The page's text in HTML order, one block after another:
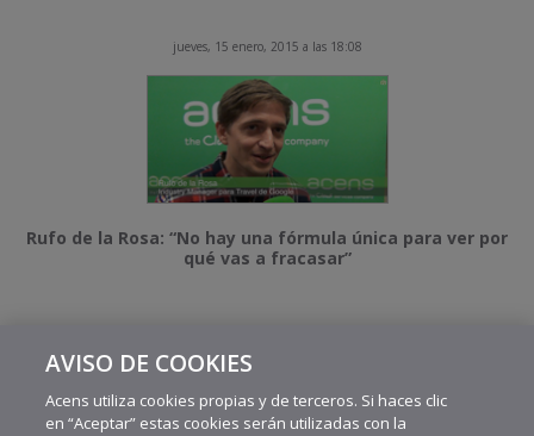
jueves, 15 enero, 2015 a las 18:08
Rufo de la Rosa: “No hay una fórmula única para ver por
qué vas a fracasar”
AVISO DE COOKIES
Acens utiliza cookies propias y de terceros. Si haces clic
en “Aceptar” estas cookies serán utilizadas con la